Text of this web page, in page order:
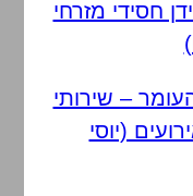
חסידי מזרחי
– שירותי
(יוסי